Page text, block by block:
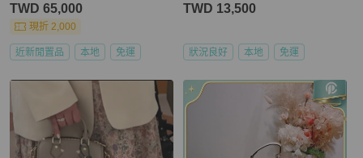
TWD 65,000
現折 2,000
近新閒置品 本地 免運
TWD 13,500
狀況良好 本地 免運